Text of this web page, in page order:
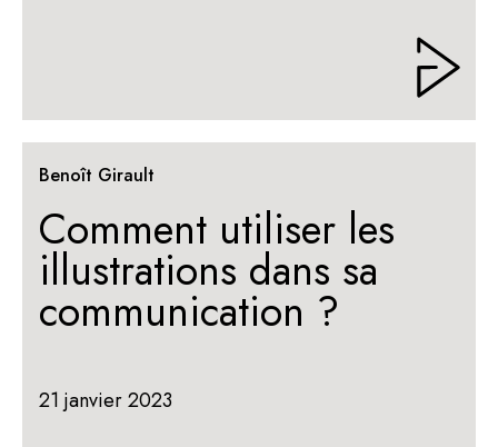
Benoît Girault
Comment utiliser les
illustrations dans sa
communication ?
21 janvier 2023